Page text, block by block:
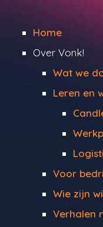
Home
Over Vonk!
Wat we
Leren en
Voor
Wie zijn
Verhalen